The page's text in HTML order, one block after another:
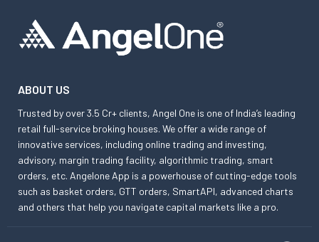
ABOUT US
Trusted by over 3.5 Cr+ clients, Angel One is one of India’s leading
retail full-service broking houses. We offer a wide range of
innovative services, including online trading and investing,
advisory, margin trading facility, algorithmic trading, smart
orders, etc. Angelone App is a powerhouse of cutting-edge tools
such as basket orders, GTT orders, SmartAPI, advanced charts
and others that help you navigate capital markets like a pro.